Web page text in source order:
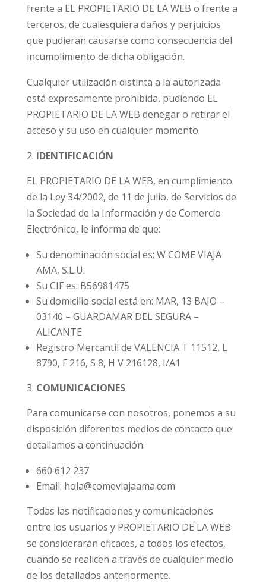
frente a EL PROPIETARIO DE LA WEB o frente a
terceros, de cualesquiera daños y perjuicios
que pudieran causarse como consecuencia del
incumplimiento de dicha obligación.
Cualquier utilización distinta a la autorizada
está expresamente prohibida, pudiendo EL
PROPIETARIO DE LA WEB denegar o retirar el
acceso y su uso en cualquier momento.
IDENTIFICACIÓN
EL PROPIETARIO DE LA WEB, en cumplimiento
de la Ley 34/2002, de 11 de julio, de Servicios de
la Sociedad de la Información y de Comercio
Electrónico, le informa de que:
Su denominación social es: W COME VIAJA
AMA, S.L.U.
Su CIF es: B56981475
Su domicilio social está en: MAR, 13 BAJO –
03140 – GUARDAMAR DEL SEGURA –
ALICANTE
Registro Mercantil de VALENCIA T 11512, L
8790, F 216, S 8, H V 216128, I/A1
COMUNICACIONES
Para comunicarse con nosotros, ponemos a su
disposición diferentes medios de contacto que
detallamos a continuación:
660 612 237
Email: hola@comeviajaama.com
Todas las notificaciones y comunicaciones
entre los usuarios y PROPIETARIO DE LA WEB
se considerarán eficaces, a todos los efectos,
cuando se realicen a través de cualquier medio
de los detallados anteriormente.